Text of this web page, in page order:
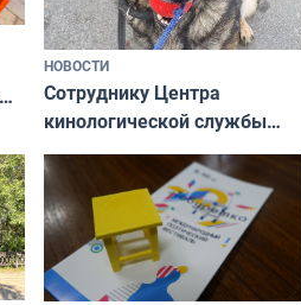
НОВОСТИ
Сотруднику Центра
кинологической службы
ищут новый дом